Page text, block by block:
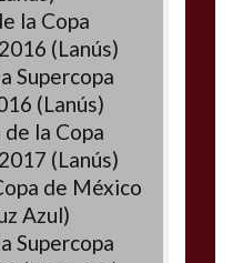
la Copa
(Lanús)
Supercopa
(Lanús)
de la Copa
(Lanús)
de México
Azul)
Supercopa